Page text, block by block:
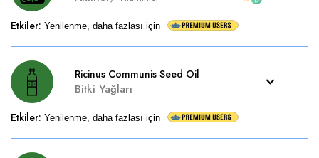
Etkiler: Yenilenme, daha fazlası için
Ricinus Communis Seed Oil
Bitki Yağları
Etkiler: Yenilenme, daha fazlası için